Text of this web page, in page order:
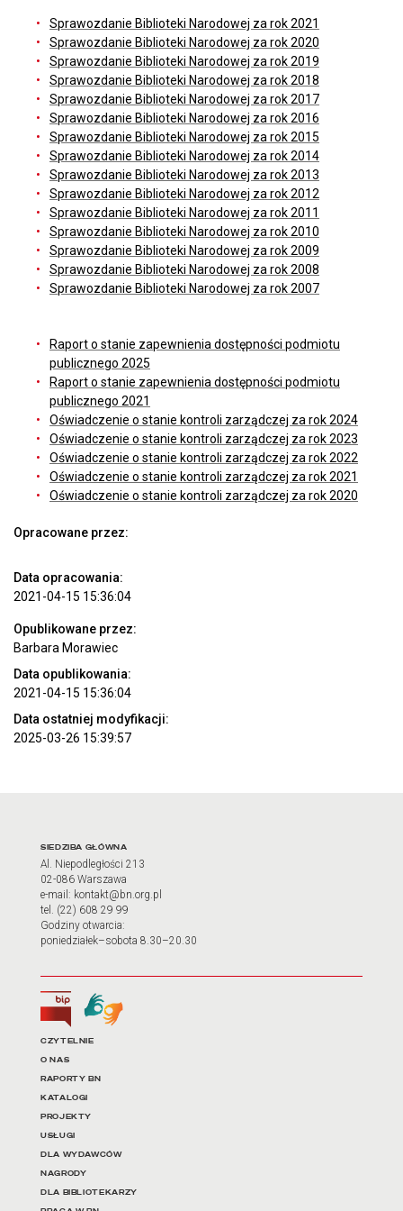
Sprawozdanie Biblioteki Narodowej za rok 2021
Sprawozdanie Biblioteki Narodowej za rok 2020
Sprawozdanie Biblioteki Narodowej za rok 2019
Sprawozdanie Biblioteki Narodowej za rok 2018
Sprawozdanie Biblioteki Narodowej za rok 2017
Sprawozdanie Biblioteki Narodowej za rok 2016
Sprawozdanie Biblioteki Narodowej za rok 2015
Sprawozdanie Biblioteki Narodowej za rok 2014
Sprawozdanie Biblioteki Narodowej za rok 2013
Sprawozdanie Biblioteki Narodowej za rok 2012
Sprawozdanie Biblioteki Narodowej za rok 2011
Sprawozdanie Biblioteki Narodowej za rok 2010
Sprawozdanie Biblioteki Narodowej za rok 2009
Sprawozdanie Biblioteki Narodowej za rok 2008
Sprawozdanie Biblioteki Narodowej za rok 2007
Raport o stanie zapewnienia dostępności podmiotu
publicznego 2025
Raport o stanie zapewnienia dostępności podmiotu
publicznego 2021
Oświadczenie o stanie kontroli zarządczej za rok 2024
Oświadczenie o stanie kontroli zarządczej za rok 2023
Oświadczenie o stanie kontroli zarządczej za rok 2022
Oświadczenie o stanie kontroli zarządczej za rok 2021
Oświadczenie o stanie kontroli zarządczej za rok 2020
Opracowane przez:
Data opracowania:
2021-04-15 15:36:04
Opublikowane przez:
Barbara Morawiec
Data opublikowania:
2021-04-15 15:36:04
Data ostatniej modyfikacji:
2025-03-26 15:39:57
Adres oraz godziny
SIEDZIBA GŁÓWNA
Al. Niepodległości 213
02-086 Warszawa
e-mail: kontakt@bn.org.pl
tel. (22) 608 29 99
Godziny otwarcia:
poniedziałek–sobota 8.30–20.30
Biuletyn Informacji Publicznej
Tłumacz języka migowego
Linki do najważniejszych
CZYTELNIE
O NAS
RAPORTY BN
KATALOGI
PROJEKTY
USŁUGI
DLA WYDAWCÓW
NAGRODY
DLA BIBLIOTEKARZY